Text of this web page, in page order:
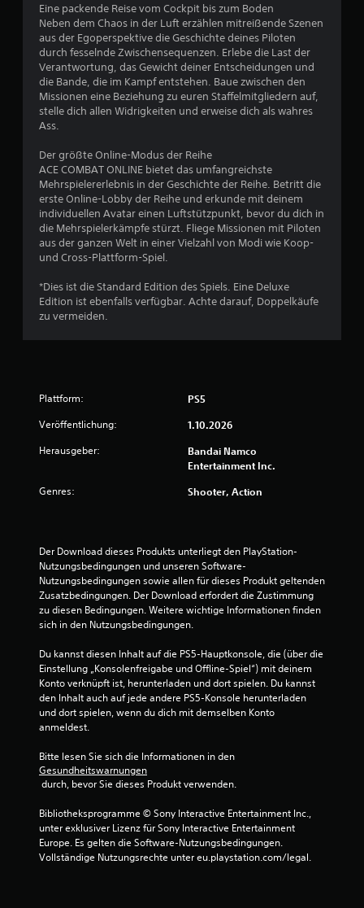
Eine packende Reise vom Cockpit bis zum Boden
Neben dem Chaos in der Luft erzählen mitreißende Szenen
aus der Egoperspektive die Geschichte deines Piloten
durch fesselnde Zwischensequenzen. Erlebe die Last der
Verantwortung, das Gewicht deiner Entscheidungen und
die Bande, die im Kampf entstehen. Baue zwischen den
Missionen eine Beziehung zu euren Staffelmitgliedern auf,
stelle dich allen Widrigkeiten und erweise dich als wahres
Ass.
Der größte Online-Modus der Reihe
ACE COMBAT ONLINE bietet das umfangreichste
Mehrspielererlebnis in der Geschichte der Reihe. Betritt die
erste Online-Lobby der Reihe und erkunde mit deinem
individuellen Avatar einen Luftstützpunkt, bevor du dich in
die Mehrspielerkämpfe stürzt. Fliege Missionen mit Piloten
aus der ganzen Welt in einer Vielzahl von Modi wie Koop-
und Cross-Plattform-Spiel.
*Dies ist die Standard Edition des Spiels. Eine Deluxe
Edition ist ebenfalls verfügbar. Achte darauf, Doppelkäufe
zu vermeiden.
Plattform: PS5
Veröffentlichung: 1.10.2026
Herausgeber:
Bandai Namco
Entertainment Inc.
Genres: Shooter, Action
Der Download dieses Produkts unterliegt den PlayStation-
Nutzungsbedingungen und unseren Software-
Nutzungsbedingungen sowie allen für dieses Produkt geltenden
Zusatzbedingungen. Der Download erfordert die Zustimmung
zu diesen Bedingungen. Weitere wichtige Informationen finden
sich in den Nutzungsbedingungen.
Du kannst diesen Inhalt auf die PS5-Hauptkonsole, die (über die
Einstellung „Konsolenfreigabe und Offline-Spiel“) mit deinem
Konto verknüpft ist, herunterladen und dort spielen. Du kannst
den Inhalt auch auf jede andere PS5-Konsole herunterladen
und dort spielen, wenn du dich mit demselben Konto
anmeldest.
Bitte lesen Sie sich die Informationen in den
Gesundheitswarnungen
durch, bevor Sie dieses Produkt verwenden.
Bibliotheksprogramme © Sony Interactive Entertainment Inc.,
unter exklusiver Lizenz für Sony Interactive Entertainment
Europe. Es gelten die Software-Nutzungsbedingungen.
Vollständige Nutzungsrechte unter eu.playstation.com/legal.